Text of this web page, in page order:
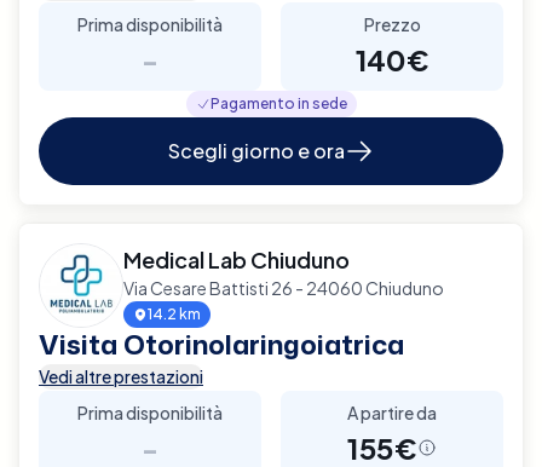
Prima disponibilità
-
Prezzo
140€
Pagamento in sede
Scegli giorno e ora
Medical Lab Chiuduno
Via Cesare Battisti 26 - 24060 Chiuduno
14.2 km
Visita Otorinolaringoiatrica
Vedi altre prestazioni
Prima disponibilità
-
A partire da
155€